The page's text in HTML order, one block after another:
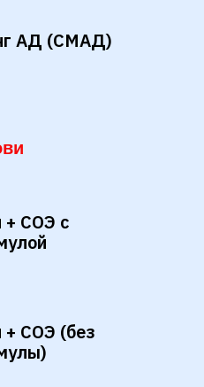
АД (СМАД)
+ СОЭ с
СОЭ (без